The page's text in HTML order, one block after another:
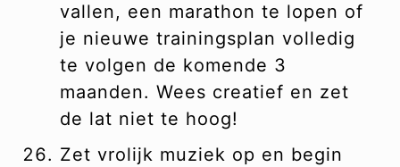
vallen, een marathon te lopen of
je nieuwe trainingsplan volledig
te volgen de komende 3
maanden. Wees creatief en zet
de lat niet te hoog!
Zet vrolijk muziek op en begin